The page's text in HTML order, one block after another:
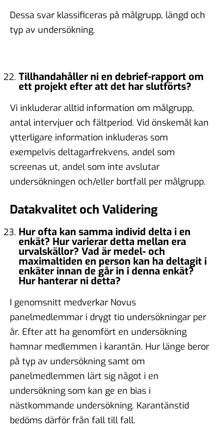
Dessa svar klassificeras på målgrupp, längd och
typ av undersökning.
Tillhandahåller ni en debrief-rapport om
ett projekt efter att det har slutförts?
Vi inkluderar alltid information om målgrupp,
antal intervjuer och fältperiod. Vid önskemål kan
ytterligare information inkluderas som
exempelvis deltagarfrekvens, andel som
screenas ut, andel som inte avslutar
undersökningen och/eller bortfall per målgrupp.
Datakvalitet och Validering
Hur ofta kan samma individ delta i en
enkät? Hur varierar detta mellan era
urvalskällor? Vad är medel- och
maximaltiden en person kan ha deltagit i
enkäter innan de går in i denna enkät?
Hur hanterar ni detta?
I genomsnitt medverkar Novus
panelmedlemmar i drygt tio undersökningar per
år. Efter att ha genomfört en undersökning
hamnar medlemmen i karantän. Hur länge beror
på typ av undersökning samt om
panelmedlemmen lärt sig något i en
undersökning som kan ge en bias i
nästkommande undersökning. Karantänstid
bedöms därför från fall till fall.